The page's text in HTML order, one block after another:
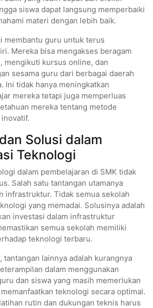
siswa dapat langsung memperbaiki
materi dengan lebih baik.
membantu guru untuk terus
Mereka bisa mengakses beragam
mengikuti kursus online, dan
sesama guru dari berbagai daerah
Ini tidak hanya meningkatkan
mereka tetapi juga memperluas
mereka tentang metode
Solusi dalam
Teknologi
dalam pembelajaran di SMK tidak
Salah satu tantangan utamanya
infrastruktur. Tidak semua sekolah
yang memadai. Solusinya adalah
investasi dalam infrastruktur
semua sekolah memiliki
teknologi terbaru.
lainnya adalah kurangnya
dalam menggunakan
dan siswa yang masih memerlukan
teknologi secara optimal.
rutin dan dukungan teknis harus